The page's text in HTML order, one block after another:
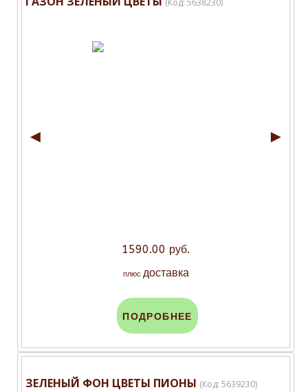
(Код: 5638230)
◄ ►
1590.00 руб.
плюс доставка
ПОДРОБНЕЕ
ЗЕЛЕНЫЙ ФОН ЦВЕТЫ ПИОНЫ (Код: 5639230)